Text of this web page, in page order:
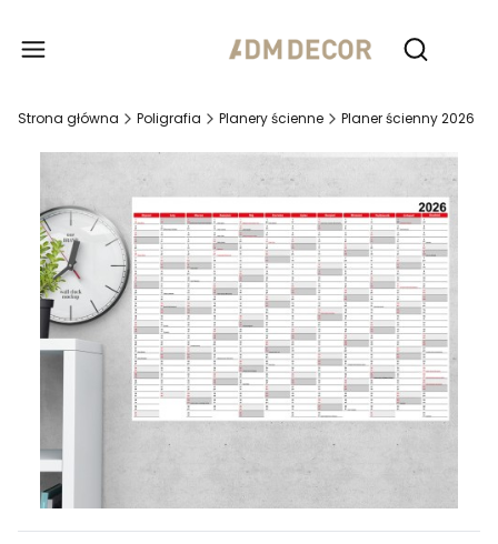
Otwórz
Strona główna Poligrafia Planery ścienne Planer ścienny 2026